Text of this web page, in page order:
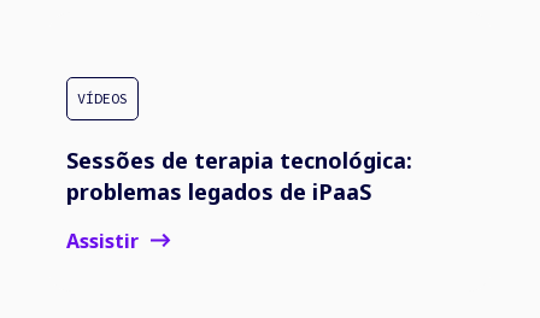
VÍDEOS
Sessões de terapia tecnológica:
problemas legados de iPaaS
Assistir